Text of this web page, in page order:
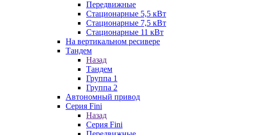
Передвижные
Стационарные 5,5 кВт
Стационарные 7,5 кВт
Стационарные 11 кВт
На вертикальном ресивере
Тандем
Назад
Тандем
Группа 1
Группа 2
Автономный привод
Серия Fini
Назад
Серия Fini